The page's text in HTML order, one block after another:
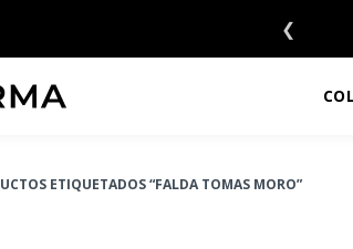
❮
ETIQUETADOS “FALDA TOMAS MORO”